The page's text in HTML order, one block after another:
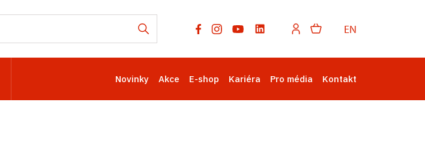
EN
Novinky Akce E-shop Kariéra Pro média Kontakt